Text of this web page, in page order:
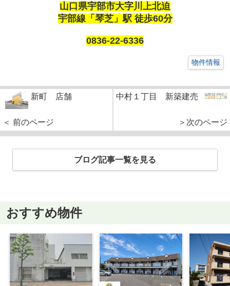
山口県宇部市大字川上北迫
宇部線「琴芝」駅 徒歩60分
0836-22-6336
物件情報
新町 店舗
＜ 前のページ
中村１丁目 新築建売
＞次のページ
ブログ記事一覧を見る
おすすめ物件